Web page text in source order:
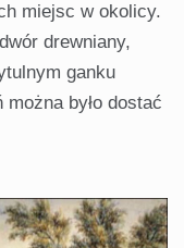
miejsc w okolicy.
drewniany,
ganku
było dostać